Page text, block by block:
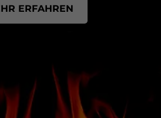
ERFAHREN